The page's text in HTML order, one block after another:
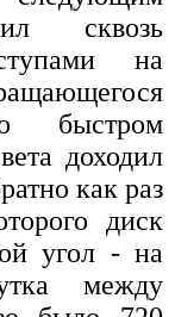
сквозь
на
быстром
доходил
как раз
диск
угол - на
между